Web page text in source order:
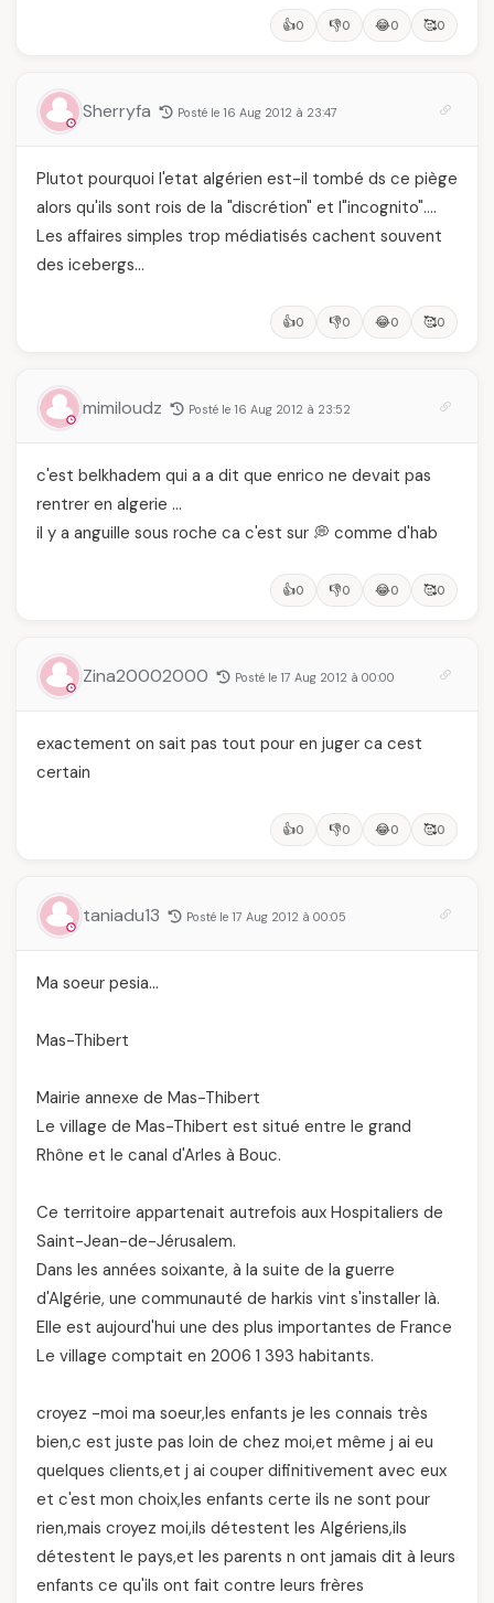
👍0 👎0 😂0 🥰0
Sherryfa Posté le 16 Aug 2012 à 23:47
Plutot pourquoi l'etat algérien est-il tombé ds ce piège
alors qu'ils sont rois de la "discrétion" et l"incognito"….
Les affaires simples trop médiatisés cachent souvent
des icebergs…
👍0 👎0 😂0 🥰0
mimiloudz Posté le 16 Aug 2012 à 23:52
c'est belkhadem qui a a dit que enrico ne devait pas
rentrer en algerie …
il y a anguille sous roche ca c'est sur 💭 comme d'hab
👍0 👎0 😂0 🥰0
Zina20002000 Posté le 17 Aug 2012 à 00:00
exactement on sait pas tout pour en juger ca cest
certain
👍0 👎0 😂0 🥰0
taniadu13 Posté le 17 Aug 2012 à 00:05
Ma soeur pesia…
Mas-Thibert
Mairie annexe de Mas-Thibert
Le village de Mas-Thibert est situé entre le grand
Rhône et le canal d'Arles à Bouc.
Ce territoire appartenait autrefois aux Hospitaliers de
Saint-Jean-de-Jérusalem.
Dans les années soixante, à la suite de la guerre
d'Algérie, une communauté de harkis vint s'installer là.
Elle est aujourd'hui une des plus importantes de France
Le village comptait en 2006 1 393 habitants.
croyez -moi ma soeur,les enfants je les connais très
bien,c est juste pas loin de chez moi,et même j ai eu
quelques clients,et j ai couper difinitivement avec eux
et c'est mon choix,les enfants certe ils ne sont pour
rien,mais croyez moi,ils détestent les Algériens,ils
détestent le pays,et les parents n ont jamais dit à leurs
enfants ce qu'ils ont fait contre leurs frères